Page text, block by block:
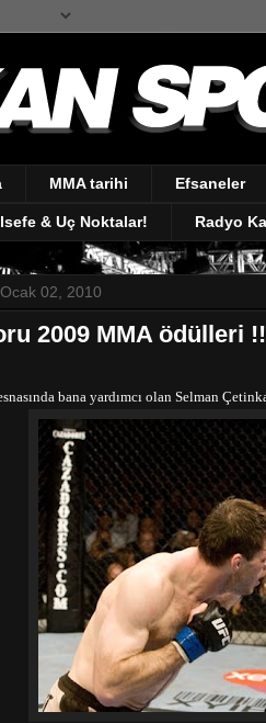
MMA tarihi Efsaneler
& Uç Noktalar! Radyo
02, 2010
2009 MMA ödülleri
bana yardımcı olan Selman